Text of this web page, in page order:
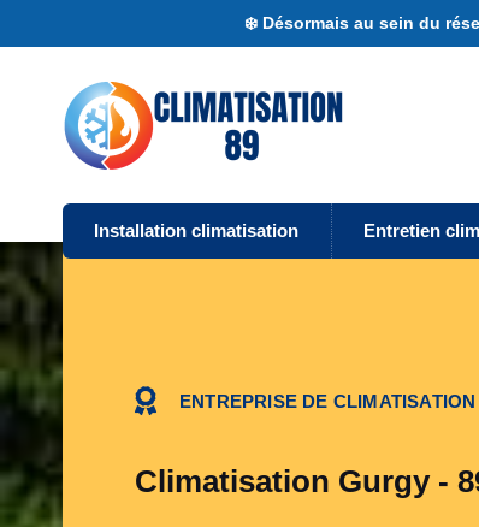
❄️ Désormais au sein du
Installation climatisation Entretien
ENTREPRISE DE
Climatisation Gurgy -